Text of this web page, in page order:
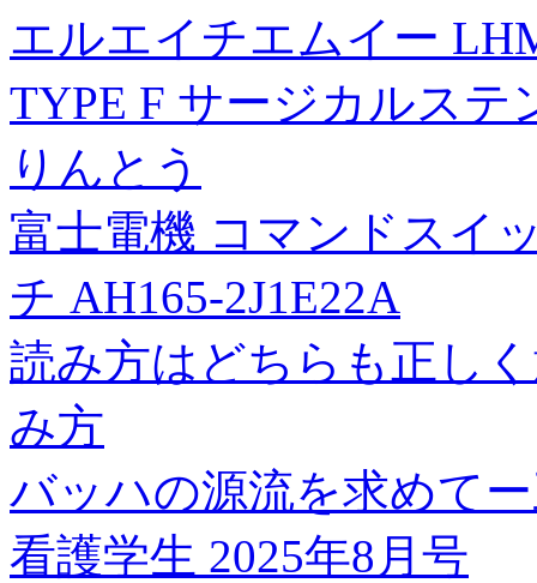
エルエイチエムイー
TYPE F サージカルステ
りんとう
富士電機 コマンドスイ
チ AH165-2J1E22A
読み方はどちらも正し
み方
バッハの源流を求めて
看護学生 2025年8月号